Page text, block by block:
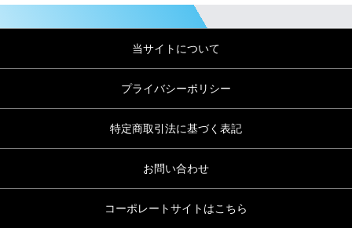
当サイトについて
プライバシーポリシー
特定商取引法に基づく表記
お問い合わせ
コーポレートサイトはこちら